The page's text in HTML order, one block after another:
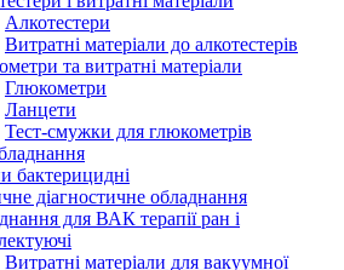
Алкотестери
Витратні матеріали до алкотестерів
та витратні матеріали
Глюкометри
Ланцети
Тест-смужки для глюкометрів
бактерицидні
діагностичне обладнання
для ВАК терапії ран і
Витратні матеріали для вакуумної